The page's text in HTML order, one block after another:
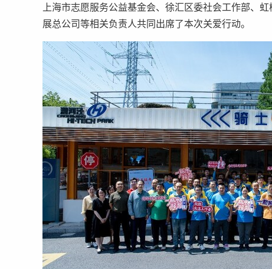
上海市志愿服务公益基金会、徐汇区委社会工作部、
展总公司等相关负责人共同出席了本次关爱行动。